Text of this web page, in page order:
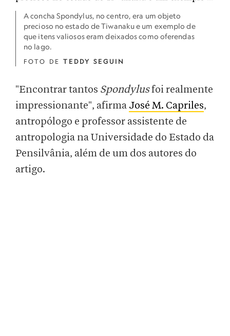
A concha Spondylus, no centro, era um objeto
precioso no estado de Tiwanaku e um exemplo de
que itens valiosos eram deixados como oferendas
no lago.
FOTO DE TEDDY SEGUIN
"Encontrar tantos Spondylusfoi realmente
impressionante", afirma José M. Capriles,
antropólogo e professor assistente de
antropologia na Universidade do Estado da
Pensilvânia, além de um dos autores do
artigo.